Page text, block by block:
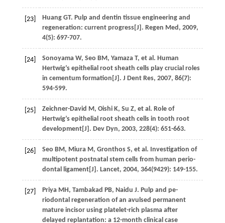
[23] Huang GT. Pulp and dentin tissue engineering and
regeneration: current progress[J]. Regen Med, 2009,
4(5): 697-707.
[24] Sonoyama W, Seo BM, Yamaza T, et al. Human
Hertwig’s epithelial root sheath cells play crucial roles
in cementum formation[J]. J Dent Res, 2007, 86(7):
594-599.
[25] Zeichner-David M, Oishi K, Su Z, et al. Role of
Hertwig’s epithelial root sheath cells in tooth root
development[J]. Dev Dyn, 2003, 228(4): 651-663.
[26] Seo BM, Miura M, Gronthos S, et al. Investigation of
multipotent postnatal stem cells from human perio-
dontal ligament[J]. Lancet, 2004, 364(9429): 149-155.
[27] Priya MH, Tambakad PB, Naidu J. Pulp and pe-
riodontal regeneration of an avulsed permanent
mature incisor using platelet-rich plasma after
delayed replantation: a 12-month clinical case